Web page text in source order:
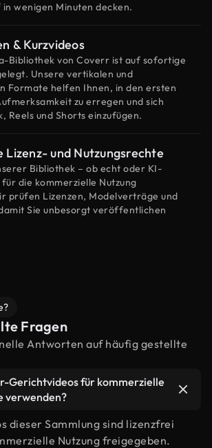
wenigen Minuten decken.
& Kurzvideos
Bibliothek von Coverr ist auf sofortige
Unsere vertikalen und
Formate helfen Ihnen, in den ersten
zu erregen und sich
Reels und Shorts einzufügen.
Lizenz- und Nutzungsrechte
Bibliothek – ob echt oder KI-
die kommerzielle Nutzung
prüfen Lizenzen, Modelverträge und
Sie unbesorgt veröffentlichen
Fragen
Antworten auf häufig gestellte
Gerichtvideos für kommerzielle
verwenden?
dieser Sammlung sind lizenzfrei
Nutzung freigegeben.